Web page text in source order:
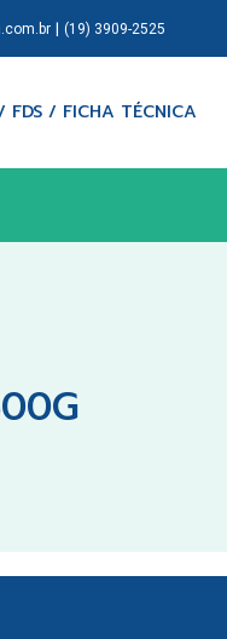
| (19) 3909-2525
FDS / FICHA TÉCNICA